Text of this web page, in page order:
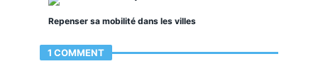
Repenser sa mobilité dans les villes
1 COMMENT